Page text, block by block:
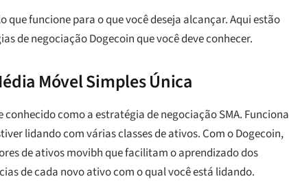
que funcione para o que você deseja alcançar. Aqui estão
de negociação Dogecoin que você deve conhecer.
Móvel Simples Única
conhecido como a estratégia de negociação SMA. Funciona
lidando com várias classes de ativos. Com o Dogecoin,
de ativos movibh que facilitam o aprendizado dos
de cada novo ativo com o qual você está lidando.